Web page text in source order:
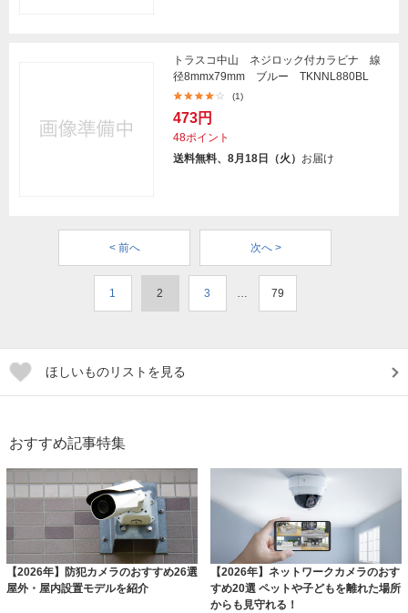
トラスコ中山 ネジロック付カラビナ 線
径8mmx79mm ブルー TKNNL880BL
(1)
473円
48ポイント
送料無料、8月18日（火） お届け
< 前へ 次へ >
1 2 3 … 79
ほしいものリストを見る
おすすめ記事特集
【2026年】防犯カメラのおすすめ26選
屋外・屋内設置モデルを紹介
【2026年】ネットワークカメラのおす
すめ20選 ペットや子どもを離れた場所
からも見守れる！